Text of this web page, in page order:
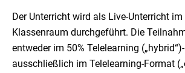
Der Unterricht wird als Live-Unterricht
Klassenraum durchgeführt. Die
entweder im 50% Telelearning
ausschließlich im Telelearning-Format